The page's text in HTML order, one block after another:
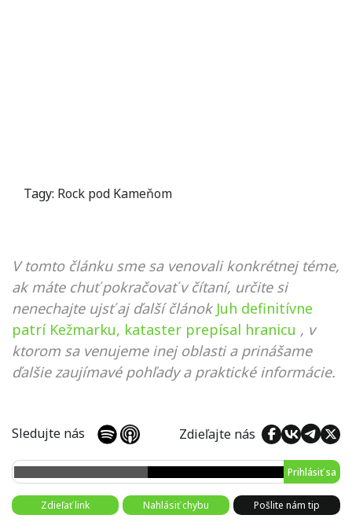
Tagy: Rock pod Kameňom
V tomto článku sme sa venovali konkrétnej téme,
ak máte chuť pokračovať v čítaní, určite si
nenechajte ujsť aj ďalší článok Juh definitívne
patrí Kežmarku, kataster prepísal hranicu , v
ktorom sa venujeme inej oblasti a prinášame
ďalšie zaujímavé pohľady a praktické informácie.
Sledujte nás Zdieľajte nás
Prihlásiť sa
Zdieľať link Nahlásiť chybu Pošlite nám tip